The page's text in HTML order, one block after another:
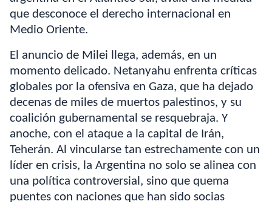
que desconoce el derecho internacional en
Medio Oriente.
El anuncio de Milei llega, además, en un
momento delicado. Netanyahu enfrenta críticas
globales por la ofensiva en Gaza, que ha dejado
decenas de miles de muertos palestinos, y su
coalición gubernamental se resquebraja. Y
anoche, con el ataque a la capital de Irán,
Teherán. Al vincularse tan estrechamente con un
líder en crisis, la Argentina no solo se alinea con
una política controversial, sino que quema
puentes con naciones que han sido socias